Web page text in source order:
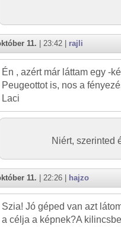
11. | 23:42 | rajli
Én , azért már láttam egy -
Peugeottot is, nos a
Laci
Niért, szerinted
11. | 22:26 | hajzo
Szia! Jó géped van azt
a célja a képnek?A